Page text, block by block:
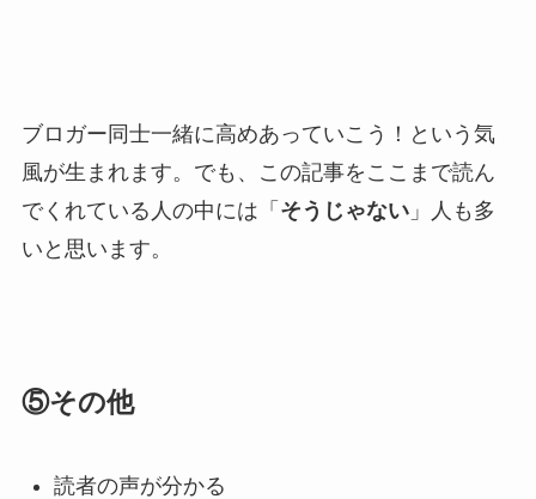
ブロガー同士一緒に高めあっていこう！という気
風が生まれます。でも、この記事をここまで読ん
でくれている人の中には「 そうじゃない」人も多
いと思います。
⑤その他
読者の声が分かる